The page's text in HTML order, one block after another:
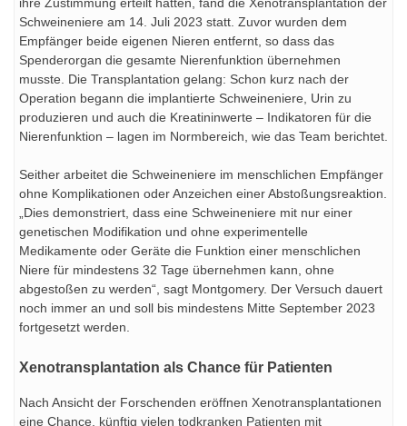
Schweineniere am 14. Juli 2023 statt. Zuvor wurden dem
Empfänger beide eigenen Nieren entfernt, so dass das
Spenderorgan die gesamte Nierenfunktion übernehmen
musste. Die Transplantation gelang: Schon kurz nach der
Operation begann die implantierte Schweineniere, Urin zu
produzieren und auch die Kreatininwerte – Indikatoren für die
Nierenfunktion – lagen im Normbereich, wie das Team berichtet.
Seither arbeitet die Schweineniere im menschlichen Empfänger
ohne Komplikationen oder Anzeichen einer Abstoßungsreaktion.
„Dies demonstriert, dass eine Schweineniere mit nur einer
genetischen Modifikation und ohne experimentelle
Medikamente oder Geräte die Funktion einer menschlichen
Niere für mindestens 32 Tage übernehmen kann, ohne
abgestoßen zu werden“, sagt Montgomery. Der Versuch dauert
noch immer an und soll bis mindestens Mitte September 2023
fortgesetzt werden.
Xenotransplantation als Chance für Patienten
Nach Ansicht der Forschenden eröffnen Xenotransplantationen
eine Chance, künftig vielen todkranken Patienten mit